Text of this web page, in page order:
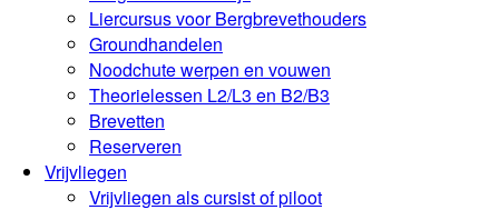
Liercursus voor Bergbrevethouders
Groundhandelen
Noodchute werpen en vouwen
Theorielessen L2/L3 en B2/B3
Brevetten
Reserveren
Vrijvliegen
Vrijvliegen als cursist of piloot